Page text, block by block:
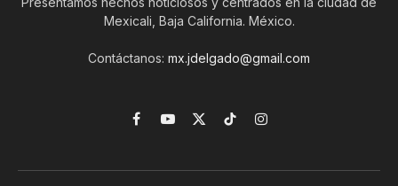
Mexicali, Baja California. México.
Contáctanos: mx.jdelgado@gmail.com
Facebook
YouTube
X
TikTokInstagram